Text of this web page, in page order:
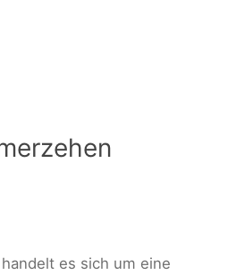
handelt es sich um eine